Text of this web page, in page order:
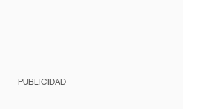
PUBLICIDAD